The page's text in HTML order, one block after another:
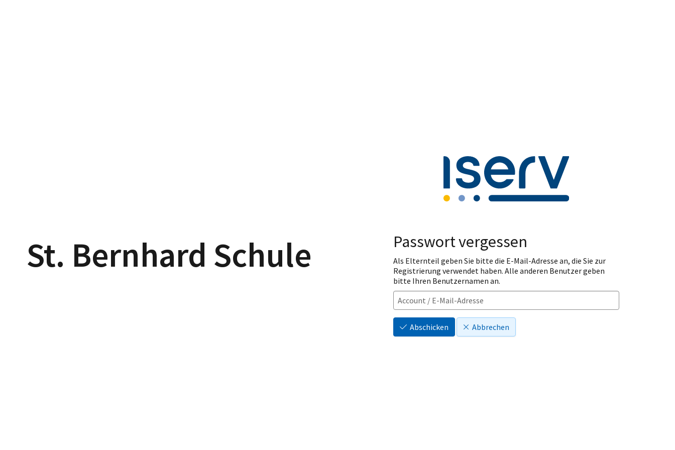
St. Bernhard Schule Passwort vergessen
Als Elternteil geben Sie bitte die E-Mail-Adresse an, die Sie zur
Registrierung verwendet haben. Alle anderen Benutzer geben
bitte Ihren Benutzernamen an.
Abschicken Abbrechen